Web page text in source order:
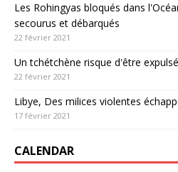
Les Rohingyas bloqués dans
secourus et débarqués
22 février 2021
Un tchétchène risque d'être
22 février 2021
Libye, Des milices violentes
17 février 2021
CALENDAR